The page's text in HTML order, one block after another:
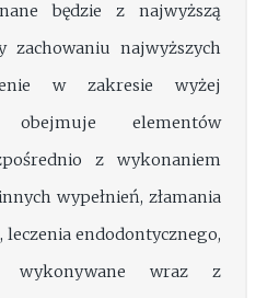
będzie z najwyższą
zachowaniu najwyższych
w zakresie wyżej
elementów
z wykonaniem
wypełnień, złamania
leczenia endodontycznego,
wykonywane wraz z